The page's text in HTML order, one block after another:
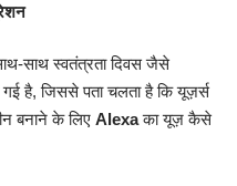
साथ स्वतंत्रता दिवस जैसे
गई है, जिससे पता चलता है कि यूज़र्स
बनाने के लिए Alexaका यूज़ कैसे